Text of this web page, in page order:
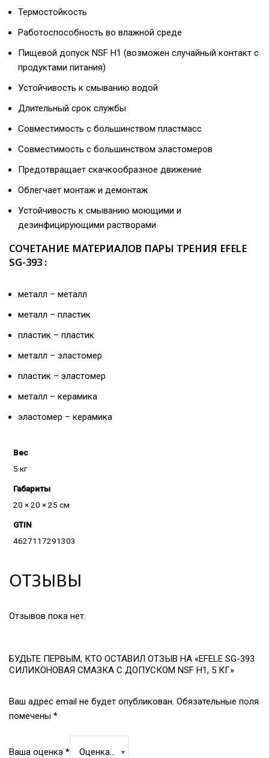
Термостойкость
Работоспособность во влажной среде
Пищевой допуск NSF H1 (возможен случайный контакт с
продуктами питания)
Устойчивость к смыванию водой
Длительный срок службы
Совместимость с большинством пластмасс
Совместимость с большинством эластомеров
Предотвращает скачкообразное движение
Облегчает монтаж и демонтаж
Устойчивость к смыванию моющими и
дезинфицирующими растворами
СОЧЕТАНИЕ МАТЕРИАЛОВ ПАРЫ ТРЕНИЯ EFELE
SG-393 :
металл – металл
металл – пластик
пластик – пластик
металл – эластомер
пластик – эластомер
металл – керамика
эластомер – керамика
Вес
5 кг
Габариты
20 × 20 × 25 см
GTIN
4627117291303
ОТЗЫВЫ
Отзывов пока нет.
БУДЬТЕ ПЕРВЫМ, КТО ОСТАВИЛ ОТЗЫВ НА «EFELE SG-393
СИЛИКОНОВАЯ СМАЗКА С ДОПУСКОМ NSF H1, 5 КГ»
Ваш адрес email не будет опубликован. Обязательные поля
помечены *
Ваша оценка *